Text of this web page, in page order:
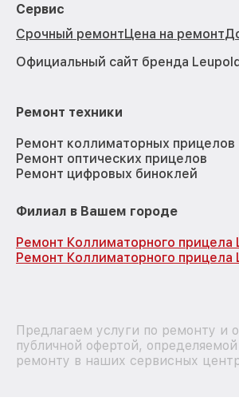
Сервис
Срочный ремонтЦена на ремонт
Официальный сайт бренда
Ремонт техники
Ремонт коллиматорных прицелов
Ремонт оптических прицелов
Ремонт цифровых биноклей
Филиал в Вашем городе
Ремонт Коллиматорного прицела
Ремонт Коллиматорного
Предлагаем услуги по ремонту и
публичной офертой,
ремонту в наших сервисных